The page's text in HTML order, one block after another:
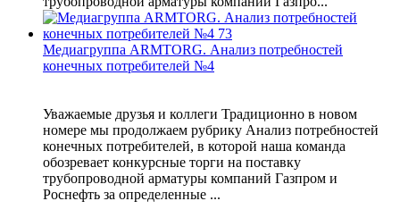
Медиагруппа ARMTORG. Анализ потребностей
конечных потребителей №4
Уважаемые друзья и коллеги Традиционно в новом
номере мы продолжаем рубрику Анализ потребностей
конечных потребителей, в которой наша команда
обозревает конкурсные торги на поставку
трубопроводной арматуры компаний Газпром и
Роснефть за определенные ...